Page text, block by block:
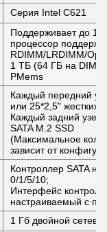
Серия Intel C621
Поддерживает до
процессор
RDIMM/LRDIMM/
1 ТБ (64 ГБ на
PMems
Каждый передний
или 25*2,5" жестких
Каждый задний узел
SATA M.2 SSD
(Максимальное
зависит от
Контроллер SATA
0/1/5/10;
Интерфейс
настраиваемый с
1 Гб двойной